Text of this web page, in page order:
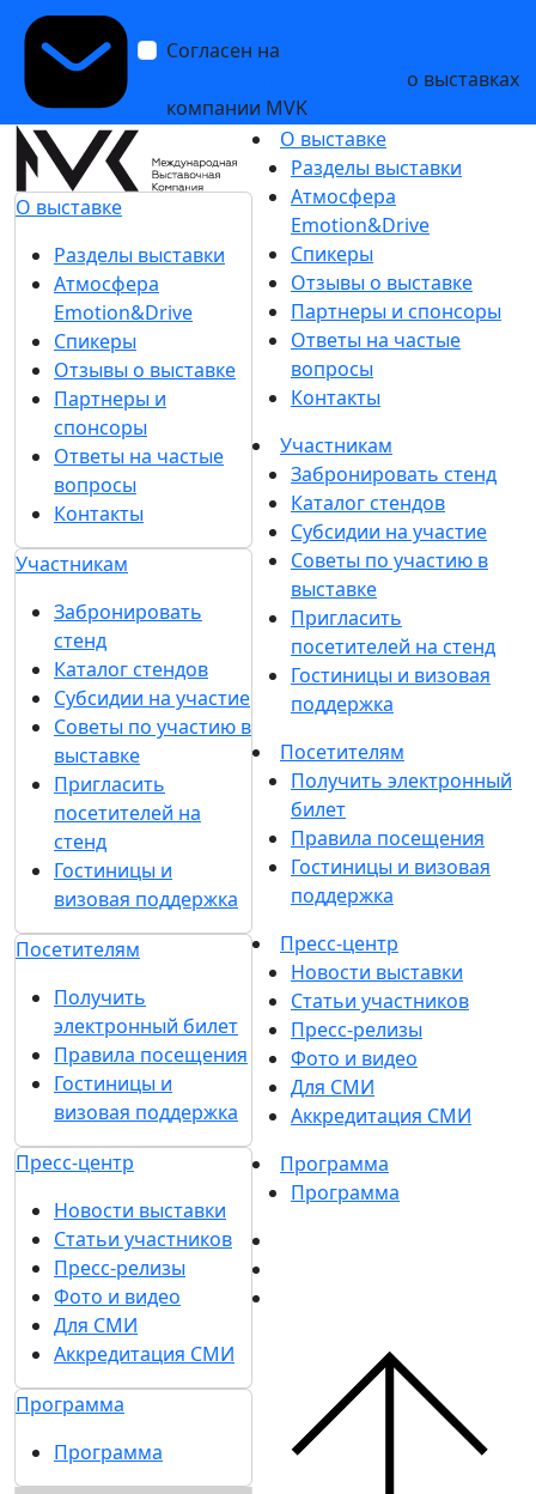
Согласен на
о выставках
компании MVK
О выставке
Разделы выставки
Атмосфера
Emotion&Drive
Спикеры
Отзывы о выставке
Партнеры и
спонсоры
Ответы на частые
вопросы
Контакты
Участникам
Забронировать
стенд
Каталог стендов
Субсидии на участие
Советы по участию в
выставке
Пригласить
посетителей на
стенд
Гостиницы и
визовая поддержка
Посетителям
Получить
электронный билет
Правила посещения
Гостиницы и
визовая поддержка
Пресс-центр
Новости выставки
Статьи участников
Пресс-релизы
Фото и видео
Для СМИ
Аккредитация СМИ
Программа
Программа
О выставке
Разделы выставки
Атмосфера
Emotion&Drive
Спикеры
Отзывы о выставке
Партнеры и спонсоры
Ответы на частые
вопросы
Контакты
Участникам
Забронировать стенд
Каталог стендов
Субсидии на участие
Советы по участию в
выставке
Пригласить
посетителей на стенд
Гостиницы и визовая
поддержка
Посетителям
Получить электронный
билет
Правила посещения
Гостиницы и визовая
поддержка
Пресс-центр
Новости выставки
Статьи участников
Пресс-релизы
Фото и видео
Для СМИ
Аккредитация СМИ
Программа
Программа